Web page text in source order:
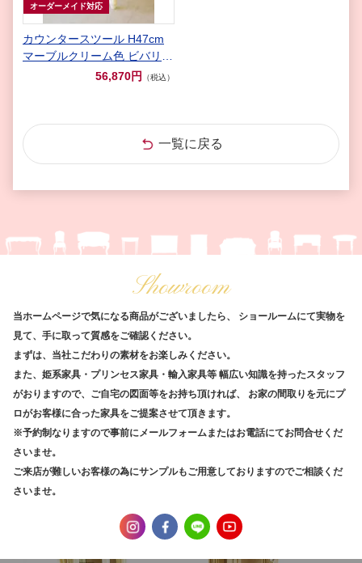
オーダーメイド対応
カウンタースツール H47cm
マーブルクリーム色 ビバリー
ヒルズの彫刻 ゴールド花かご
56,870円 （税込）
一覧に戻る
Showroom
当ホームページで気になる商品がございましたら、
ショールームにて実物を
見て、手に取って質感をご確認ください。
まずは、当社こだわりの素材をお楽しみください。
また、姫系家具・プリンセス家具・輸入家具等 幅広い知識を持ったスタッフ
がおりますので、ご自宅の図面等をお持ち頂ければ、
お家の間取りを元にプ
ロがお客様に合った家具をご提案させて頂きます。
※予約制なりますので事前にメールフォームまたはお電話にてお問合せくだ
さいませ。
ご来店が難しいお客様の為にサンプルもご用意しておりますのでご相談くだ
さいませ。